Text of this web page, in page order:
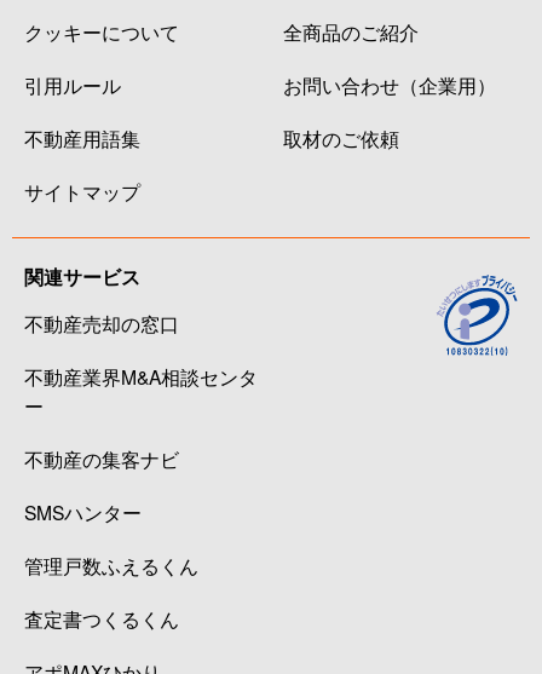
クッキーについて
引用ルール
不動産用語集
サイトマップ
全商品のご紹介
お問い合わせ（企業用）
取材のご依頼
関連サービス
不動産売却の窓口
不動産業界M&A相談センタ
ー
不動産の集客ナビ
SMSハンター
管理戸数ふえるくん
査定書つくるくん